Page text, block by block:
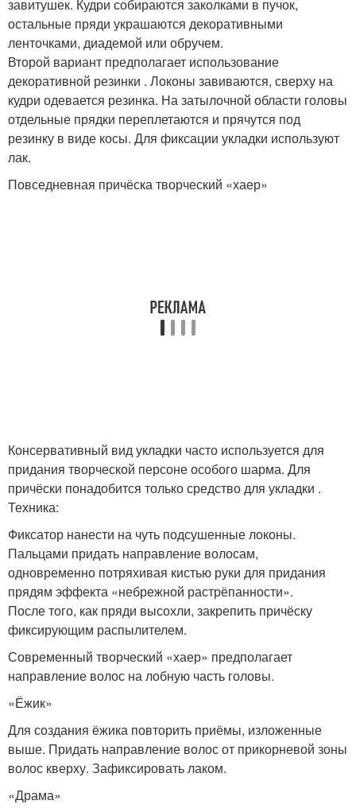
завитушек. Кудри собираются заколками в пучок,
остальные пряди украшаются декоративными
ленточками, диадемой или обручем.
Второй вариант предполагает использование
декоративной резинки . Локоны завиваются, сверху на
кудри одевается резинка. На затылочной области головы
отдельные прядки переплетаются и прячутся под
резинку в виде косы. Для фиксации укладки используют
лак.
Повседневная причёска творческий «хаер»
Консервативный вид укладки часто используется для
придания творческой персоне особого шарма. Для
причёски понадобится только средство для укладки .
Техника:
Фиксатор нанести на чуть подсушенные локоны.
Пальцами придать направление волосам,
одновременно потряхивая кистью руки для придания
прядям эффекта «небрежной растрёпанности».
После того, как пряди высохли, закрепить причёску
фиксирующим распылителем.
Современный творческий «хаер» предполагает
направление волос на лобную часть головы.
«Ёжик»
Для создания ёжика повторить приёмы, изложенные
выше. Придать направление волос от прикорневой зоны
волос кверху. Зафиксировать лаком.
«Драма»